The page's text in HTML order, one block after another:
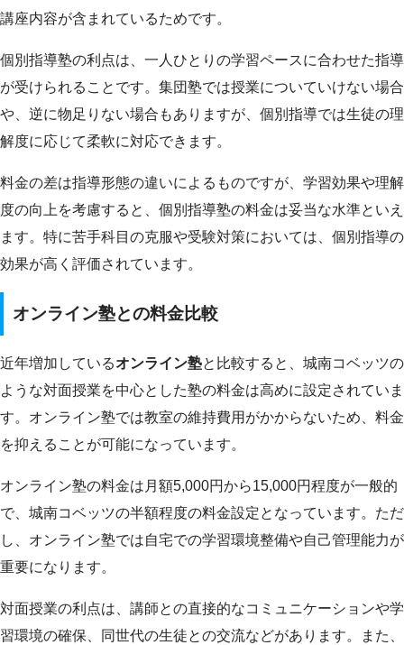
講座内容が含まれているためです。
個別指導塾の利点は、一人ひとりの学習ペースに合わせた指導
が受けられることです。集団塾では授業についていけない場合
や、逆に物足りない場合もありますが、個別指導では生徒の理
解度に応じて柔軟に対応できます。
料金の差は指導形態の違いによるものですが、学習効果や理解
度の向上を考慮すると、個別指導塾の料金は妥当な水準といえ
ます。特に苦手科目の克服や受験対策においては、個別指導の
効果が高く評価されています。
オンライン塾との料金比較
近年増加しているオンライン塾と比較すると、城南コベッツの
ような対面授業を中心とした塾の料金は高めに設定されていま
す。オンライン塾では教室の維持費用がかからないため、料金
を抑えることが可能になっています。
オンライン塾の料金は月額5,000円から15,000円程度が一般的
で、城南コベッツの半額程度の料金設定となっています。ただ
し、オンライン塾では自宅での学習環境整備や自己管理能力が
重要になります。
対面授業の利点は、講師との直接的なコミュニケーションや学
習環境の確保、同世代の生徒との交流などがあります。また、